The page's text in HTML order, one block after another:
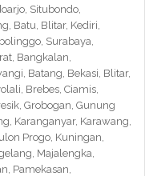
Situbondo,
Batu, Blitar, Kediri,
Surabaya,
Bangkalan,
Batang, Bekasi, Blitar,
Brebes, Ciamis,
Grobogan, Gunung
Karanganyar, Karawang,
Progo, Kuningan,
Majalengka,
Pamekasan,